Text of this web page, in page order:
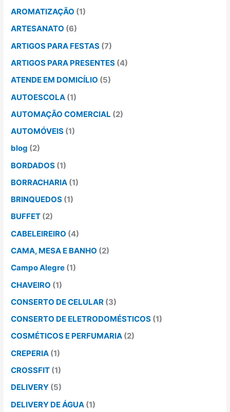
AROMATIZAÇÃO (1)
ARTESANATO (6)
ARTIGOS PARA FESTAS (7)
ARTIGOS PARA PRESENTES (4)
ATENDE EM DOMICÍLIO (5)
AUTOESCOLA (1)
AUTOMAÇÃO COMERCIAL (2)
AUTOMÓVEIS (1)
blog (2)
BORDADOS (1)
BORRACHARIA (1)
BRINQUEDOS (1)
BUFFET (2)
CABELEIREIRO (4)
CAMA, MESA E BANHO (2)
Campo Alegre (1)
CHAVEIRO (1)
CONSERTO DE CELULAR (3)
CONSERTO DE ELETRODOMÉSTICOS (1)
COSMÉTICOS E PERFUMARIA (2)
CREPERIA (1)
CROSSFIT (1)
DELIVERY (5)
DELIVERY DE ÁGUA (1)